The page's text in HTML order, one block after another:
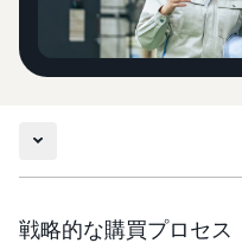
戦略的な購買プロセス